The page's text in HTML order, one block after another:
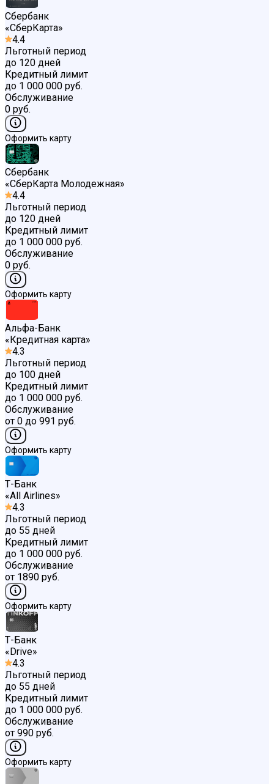
Сбербанк
«СберКарта»
4.4
Льготный период
до 120 дней
Кредитный лимит
до 1 000 000 руб.
Обслуживание
0 руб.
Оформить карту
Сбербанк
«СберКарта Молодежная»
4.4
Льготный период
до 120 дней
Кредитный лимит
до 1 000 000 руб.
Обслуживание
0 руб.
Оформить карту
Альфа-Банк
« Кредитная карта»
4.3
Льготный период
до 100 дней
Кредитный лимит
до 1 000 000 руб.
Обслуживание
от 0 до 991 руб.
Оформить карту
Т-Банк
«All Airlines»
4.3
Льготный период
до 55 дней
Кредитный лимит
до 1 000 000 руб.
Обслуживание
от 1890 руб.
Оформить карту
Т-Банк
« Drive»
4.3
Льготный период
до 55 дней
Кредитный лимит
до 1 000 000 руб.
Обслуживание
от 990 руб.
Оформить карту